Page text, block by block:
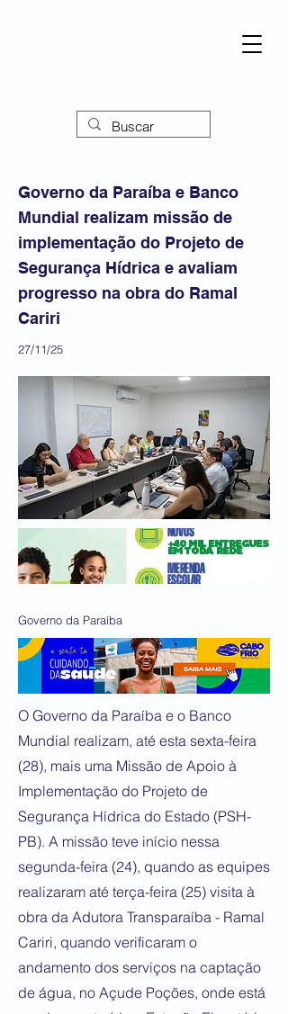
Governo da Paraíba e Banco
Mundial realizam missão de
implementação do Projeto de
Segurança Hídrica e avaliam
progresso na obra do Ramal
Cariri
27/11/25
Governo da Paraíba
O Governo da Paraíba e o Banco
Mundial realizam, até esta sexta-feira
(28), mais uma Missão de Apoio à
Implementação do Projeto de
Segurança Hídrica do Estado (PSH-
PB). A missão teve início nessa
segunda-feira (24), quando as equipes
realizaram até terça-feira (25) visita à
obra da Adutora Transparaíba - Ramal
Cariri, quando verificaram o
andamento dos serviços na captação
de água, no Açude Poções, onde está